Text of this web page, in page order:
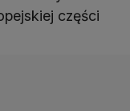
części